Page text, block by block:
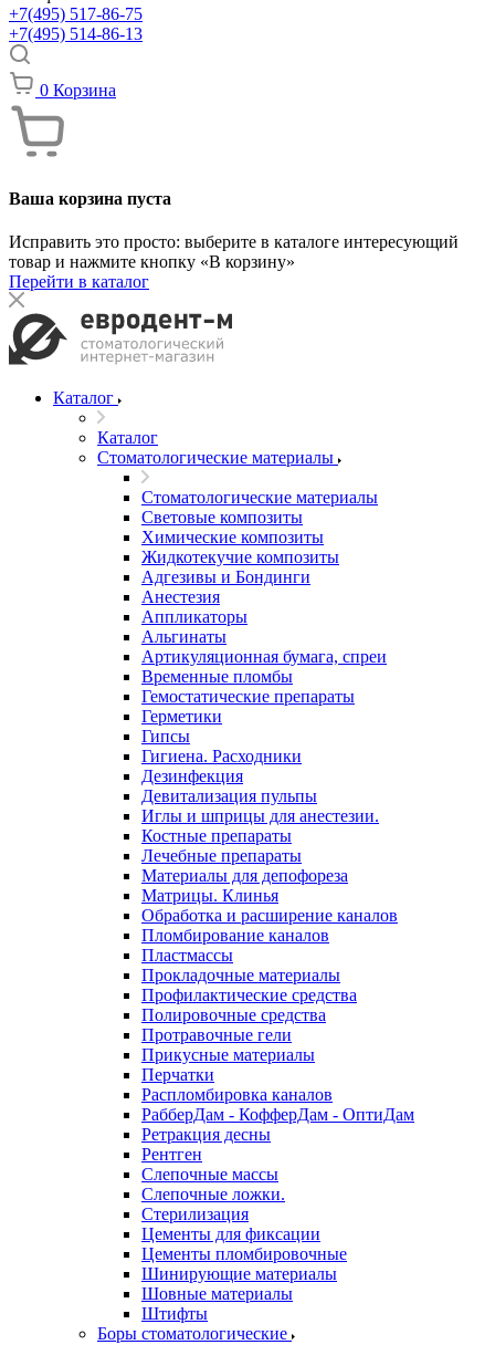
+7(495) 517-86-75
+7(495) 514-86-13
0 Корзина
Ваша корзина пуста
Исправить это просто: выберите в каталоге интересующий
товар и нажмите кнопку «В корзину»
Перейти в каталог
Каталог
Каталог
Стоматологические материалы
Стоматологические материалы
Световые композиты
Химические композиты
Жидкотекучие композиты
Адгезивы и Бондинги
Анестезия
Аппликаторы
Альгинаты
Артикуляционная бумага, спреи
Временные пломбы
Гемостатические препараты
Герметики
Гипсы
Гигиена. Расходники
Дезинфекция
Девитализация пульпы
Иглы и шприцы для анестезии.
Костные препараты
Лечебные препараты
Материалы для депофореза
Матрицы. Клинья
Обработка и расширение каналов
Пломбирование каналов
Пластмассы
Прокладочные материалы
Профилактические средства
Полировочные средства
Протравочные гели
Прикусные материалы
Перчатки
Распломбировка каналов
РабберДам - КофферДам - ОптиДам
Ретракция десны
Рентген
Слепочные массы
Слепочные ложки.
Стерилизация
Цементы для фиксации
Цементы пломбировочные
Шинирующие материалы
Шовные материалы
Штифты
Боры стоматологические